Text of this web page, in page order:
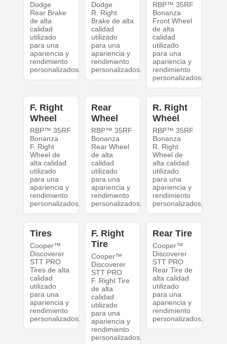
Dodge
Rear Brake
de alta
calidad
utilizado
para una
apariencia y
rendimiento
personalizados.
Dodge
R. Right
Brake de alta
calidad
utilizado
para una
apariencia y
rendimiento
personalizados.
RBP™ 35RF
Bonanza
Front Wheel
de alta
calidad
utilizado
para una
apariencia y
rendimiento
personalizados.
F. Right
Wheel
RBP™ 35RF
Bonanza
F. Right
Wheel de
alta calidad
utilizado
para una
apariencia y
rendimiento
personalizados.
Rear
Wheel
RBP™ 35RF
Bonanza
Rear Wheel
de alta
calidad
utilizado
para una
apariencia y
rendimiento
personalizados.
R. Right
Wheel
RBP™ 35RF
Bonanza
R. Right
Wheel de
alta calidad
utilizado
para una
apariencia y
rendimiento
personalizados.
Tires
Cooper™
Discoverer
STT PRO
Tires de alta
calidad
utilizado
para una
apariencia y
rendimiento
personalizados.
F. Right
Tire
Cooper™
Discoverer
STT PRO
F. Right Tire
de alta
calidad
utilizado
para una
apariencia y
rendimiento
personalizados.
Rear Tire
Cooper™
Discoverer
STT PRO
Rear Tire de
alta calidad
utilizado
para una
apariencia y
rendimiento
personalizados.